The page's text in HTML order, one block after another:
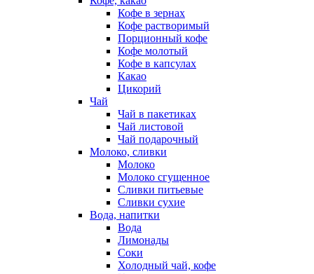
Кофе в зернах
Кофе растворимый
Порционный кофе
Кофе молотый
Кофе в капсулах
Какао
Цикорий
Чай
Чай в пакетиках
Чай листовой
Чай подарочный
Молоко, сливки
Молоко
Молоко сгущенное
Сливки питьевые
Сливки сухие
Вода, напитки
Вода
Лимонады
Соки
Холодный чай, кофе